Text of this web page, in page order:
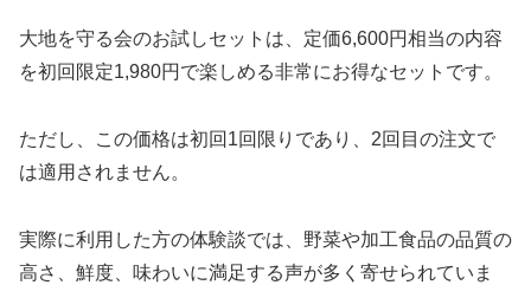
大地を守る会のお試しセットは、定価6,600円相当の内容
を初回限定1,980円で楽しめる非常にお得なセットです。
ただし、この価格は初回1回限りであり、2回目の注文で
は適用されません。
実際に利用した方の体験談では、野菜や加工食品の品質の
高さ、鮮度、味わいに満足する声が多く寄せられていま